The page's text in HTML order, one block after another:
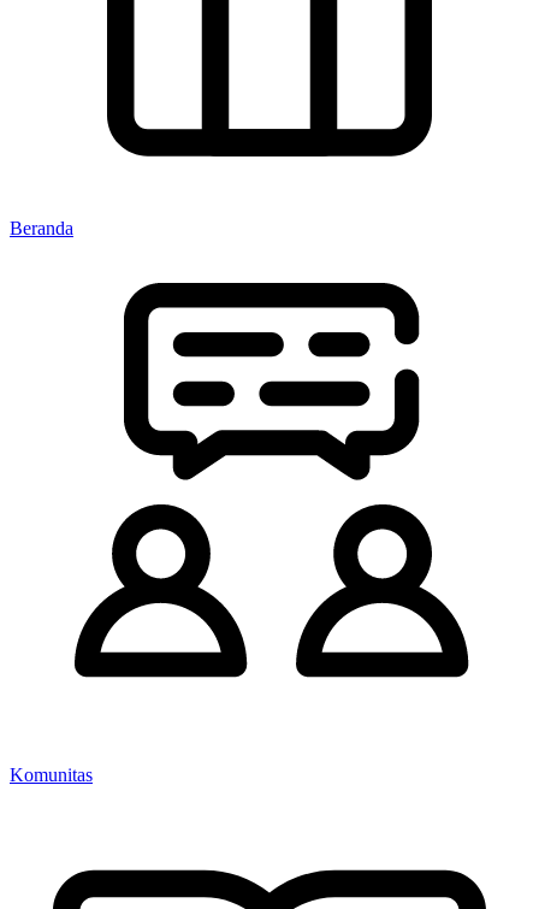
Beranda
Komunitas